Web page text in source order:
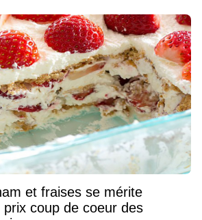
coup de coeur des